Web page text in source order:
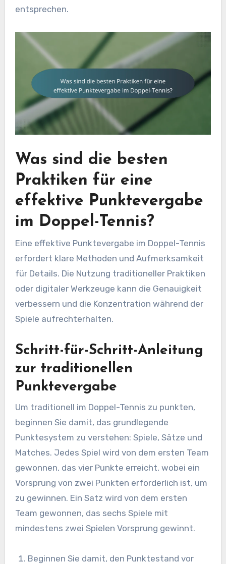
entsprechen.
Was sind die besten
Praktiken für eine
effektive Punktevergabe
im Doppel-Tennis?
Eine effektive Punktevergabe im Doppel-Tennis
erfordert klare Methoden und Aufmerksamkeit
für Details. Die Nutzung traditioneller Praktiken
oder digitaler Werkzeuge kann die Genauigkeit
verbessern und die Konzentration während der
Spiele aufrechterhalten.
Schritt-für-Schritt-Anleitung
zur traditionellen
Punktevergabe
Um traditionell im Doppel-Tennis zu punkten,
beginnen Sie damit, das grundlegende
Punktesystem zu verstehen: Spiele, Sätze und
Matches. Jedes Spiel wird von dem ersten Team
gewonnen, das vier Punkte erreicht, wobei ein
Vorsprung von zwei Punkten erforderlich ist, um
zu gewinnen. Ein Satz wird von dem ersten
Team gewonnen, das sechs Spiele mit
mindestens zwei Spielen Vorsprung gewinnt.
Beginnen Sie damit, den Punktestand vor